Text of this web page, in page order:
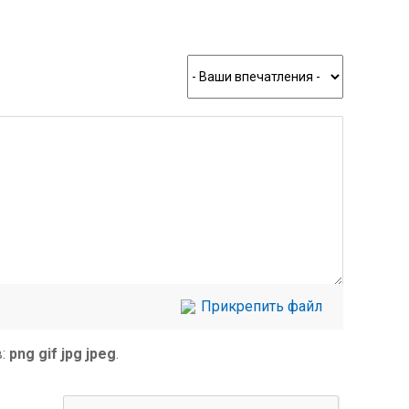
Прикрепить файл
png gif jpg jpeg.